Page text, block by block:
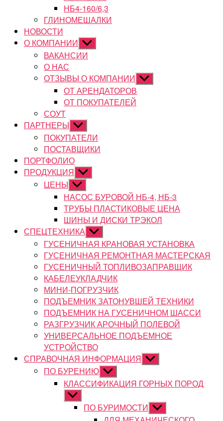
НБ4-160/6,3
ГЛИНОМЕШАЛКИ
НОВОСТИ
О КОМПАНИИ Показывать
подменю
ВАКАНСИИ
О НАС
ОТЗЫВЫ О КОМПАНИИ Показывать
подменю
ОТ АРЕНДАТОРОВ
ОТ ПОКУПАТЕЛЕЙ
СОУТ
ПАРТНЕРЫ Показывать
подменю
ПОКУПАТЕЛИ
ПОСТАВЩИКИ
ПОРТФОЛИО
ПРОДУКЦИЯ Показывать
подменю
ЦЕНЫ Показывать
подменю
НАСОС БУРОВОЙ НБ-4, НБ-3
ТРУБЫ ПЛАСТИКОВЫЕ ЦЕНА
ШИНЫ И ДИСКИ ТРЭКОЛ
СПЕЦТЕХНИКА Показывать
подменю
ГУСЕНИЧНАЯ КРАНОВАЯ УСТАНОВКА
ГУСЕНИЧНАЯ РЕМОНТНАЯ МАСТЕРСКАЯ
ГУСЕНИЧНЫЙ ТОПЛИВОЗАПРАВЩИК
КАБЕЛЕУКЛАДЧИК
МИНИ-ПОГРУЗЧИК
ПОДЪЕМНИК ЗАТОНУВШЕЙ ТЕХНИКИ
ПОДЪЕМНИК НА ГУСЕНИЧНОМ ШАССИ
РАЗГРУЗЧИК АРОЧНЫЙ ПОЛЕВОЙ
УНИВЕРСАЛЬНОЕ ПОДЪЕМНОЕ
УСТРОЙСТВО
СПРАВОЧНАЯ ИНФОРМАЦИЯ Показывать
подменю
ПО БУРЕНИЮ Показывать
подменю
КЛАССИФИКАЦИЯ ГОРНЫХ ПОРОД
Показывать
подменюПО БУРИМОСТИ Показывать
подменю